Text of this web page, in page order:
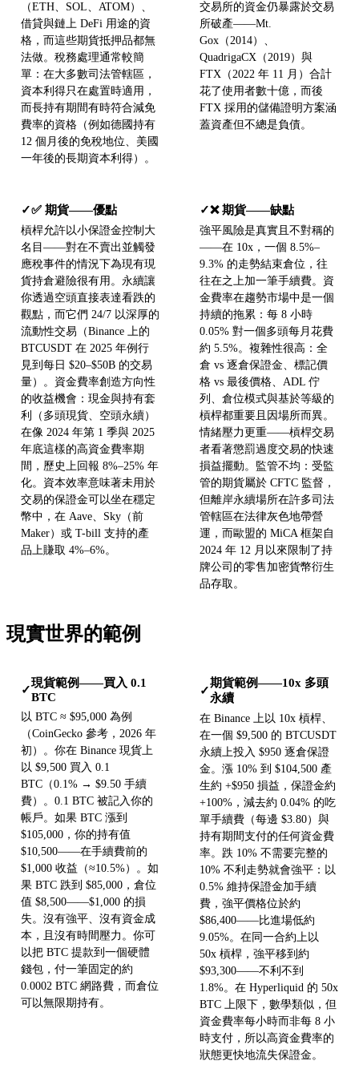
（ETH、SOL、ATOM）、
借貸與鏈上 DeFi 用途的資
格，而這些期貨抵押品都無
法做。稅務處理通常較簡
單：在大多數司法管轄區，
資本利得只在處置時適用，
而長持有期間有時符合減免
費率的資格（例如德國持有
12 個月後的免稅地位、美國
一年後的長期資本利得）。
交易所的資金仍暴露於交易
所破產——Mt.
Gox（2014）、
QuadrigaCX（2019）與
FTX（2022 年 11 月）合計
花了使用者數十億，而後
FTX 採用的儲備證明方案涵
蓋資產但不總是負債。
✓✅ 期貨——優點
槓桿允許以小保證金控制大
名目——對在不賣出並觸發
應稅事件的情況下為現有現
貨持倉避險很有用。永續讓
你透過空頭直接表達看跌的
觀點，而它們 24/7 以深厚的
流動性交易（Binance 上的
BTCUSDT 在 2025 年例行
見到每日 $20–$50B 的交易
量）。資金費率創造方向性
的收益機會：現金與持有套
利（多頭現貨、空頭永續）
在像 2024 年第 1 季與 2025
年底這樣的高資金費率期
間，歷史上回報 8%–25% 年
化。資本效率意味著未用於
交易的保證金可以坐在穩定
幣中，在 Aave、Sky（前
Maker）或 T-bill 支持的產
品上賺取 4%–6%。
✓❌ 期貨——缺點
強平風險是真實且不對稱的
——在 10x，一個 8.5%–
9.3% 的走勢結束倉位，往
往在之上加一筆手續費。資
金費率在趨勢市場中是一個
持續的拖累：每 8 小時
0.05% 對一個多頭每月花費
約 5.5%。複雜性很高：全
倉 vs 逐倉保證金、標記價
格 vs 最後價格、ADL 佇
列、倉位模式與基於等級的
槓桿都重要且因場所而異。
情緒壓力更重——槓桿交易
者看著懲罰過度交易的快速
損益擺動。監管不均：受監
管的期貨屬於 CFTC 監督，
但離岸永續場所在許多司法
管轄區在法律灰色地帶營
運，而歐盟的 MiCA 框架自
2024 年 12 月以來限制了持
牌公司的零售加密貨幣衍生
品存取。
現實世界的範例
✓
現貨範例——買入 0.1
BTC
以 BTC ≈ $95,000 為例
（CoinGecko 參考，2026 年
初）。你在 Binance 現貨上
以 $9,500 買入 0.1
BTC（0.1% → $9.50 手續
費）。0.1 BTC 被記入你的
帳戶。如果 BTC 漲到
$105,000，你的持有值
$10,500——在手續費前的
$1,000 收益（≈10.5%）。如
果 BTC 跌到 $85,000，倉位
值 $8,500——$1,000 的損
失。沒有強平、沒有資金成
本，且沒有時間壓力。你可
以把 BTC 提款到一個硬體
錢包，付一筆固定的約
0.0002 BTC 網路費，而倉位
可以無限期持有。
✓
期貨範例——10x 多頭
永續
在 Binance 上以 10x 槓桿、
在一個 $9,500 的 BTCUSDT
永續上投入 $950 逐倉保證
金。漲 10% 到 $104,500 產
生約 +$950 損益，保證金約
+100%，減去約 0.04% 的吃
單手續費（每邊 $3.80）與
持有期間支付的任何資金費
率。跌 10% 不需要完整的
10% 不利走勢就會強平：以
0.5% 維持保證金加手續
費，強平價格位於約
$86,400——比進場低約
9.05%。在同一合約上以
50x 槓桿，強平移到約
$93,300——不利不到
1.8%。在 Hyperliquid 的 50x
BTC 上限下，數學類似，但
資金費率每小時而非每 8 小
時支付，所以高資金費率的
狀態更快地流失保證金。